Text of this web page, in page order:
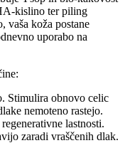
kislino ter piling
vaša koža postane
uporabo na
Stimulira obnovo celic
nemoteno rastejo.
lastnosti.
zaradi vraščenih dlak.